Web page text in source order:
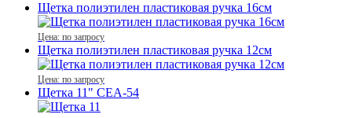
Щетка полиэтилен пластиковая ручка 16см
Цена: по запросу
Щетка полиэтилен пластиковая ручка 12см
Цена: по запросу
Щетка 11" CEA-54